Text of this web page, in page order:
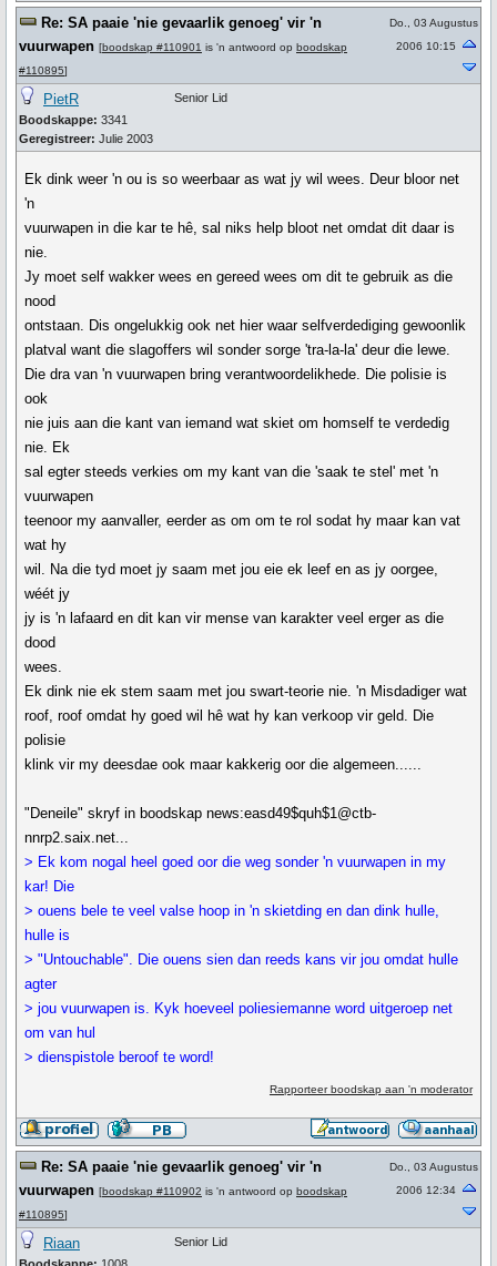
Re: SA paaie 'nie gevaarlik genoeg' vir 'n
vuurwapen [boodskap #110901 is 'n antwoord op boodskap
#110895]
Do., 03 Augustus
2006 10:15
PietR
Boodskappe: 3341
Geregistreer: Julie 2003
Senior Lid
Ek dink weer 'n ou is so weerbaar as wat jy wil wees. Deur bloor net
'n
vuurwapen in die kar te hê, sal niks help bloot net omdat dit daar is
nie.
Jy moet self wakker wees en gereed wees om dit te gebruik as die
nood
ontstaan. Dis ongelukkig ook net hier waar selfverdediging gewoonlik
platval want die slagoffers wil sonder sorge 'tra-la-la' deur die lewe.
Die dra van 'n vuurwapen bring verantwoordelikhede. Die polisie is
ook
nie juis aan die kant van iemand wat skiet om homself te verdedig
nie. Ek
sal egter steeds verkies om my kant van die 'saak te stel' met 'n
vuurwapen
teenoor my aanvaller, eerder as om om te rol sodat hy maar kan vat
wat hy
wil. Na die tyd moet jy saam met jou eie ek leef en as jy oorgee,
wéét jy
jy is 'n lafaard en dit kan vir mense van karakter veel erger as die
dood
wees.
Ek dink nie ek stem saam met jou swart-teorie nie. 'n Misdadiger wat
roof, roof omdat hy goed wil hê wat hy kan verkoop vir geld. Die
polisie
klink vir my deesdae ook maar kakkerig oor die algemeen......
"Deneile" skryf in boodskap news:easd49$quh$1@ctb-
nnrp2.saix.net...
> Ek kom nogal heel goed oor die weg sonder 'n vuurwapen in my
kar! Die
> ouens bele te veel valse hoop in 'n skietding en dan dink hulle,
hulle is
> "Untouchable". Die ouens sien dan reeds kans vir jou omdat hulle
agter
> jou vuurwapen is. Kyk hoeveel poliesiemanne word uitgeroep net
om van hul
> dienspistole beroof te word!
Rapporteer boodskap aan 'n moderator
Re: SA paaie 'nie gevaarlik genoeg' vir 'n
vuurwapen [boodskap #110902 is 'n antwoord op boodskap
#110895]
Do., 03 Augustus
2006 12:34
Riaan Senior Lid